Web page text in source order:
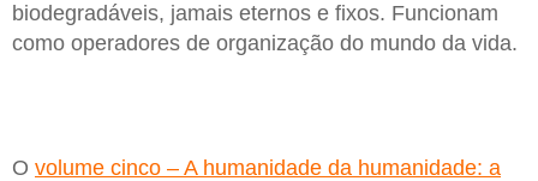
biodegradáveis, jamais eternos e fixos. Funcionam
como operadores de organização do mundo da vida.
O volume cinco – A humanidade da humanidade: a